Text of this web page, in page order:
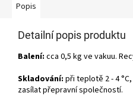
Popis
Detailní popis produktu
Balení: cca 0,5 kg ve vakuu.
Skladování: při teplotě 2 - 4
zasílat přepravní společností.